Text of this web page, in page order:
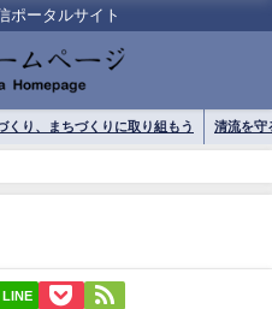
ポータルサイト
くり、まちづくりに取り組もう 清流を守
LINE